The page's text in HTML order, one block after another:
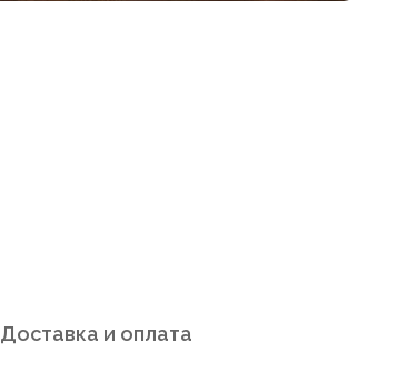
Доставка и оплата